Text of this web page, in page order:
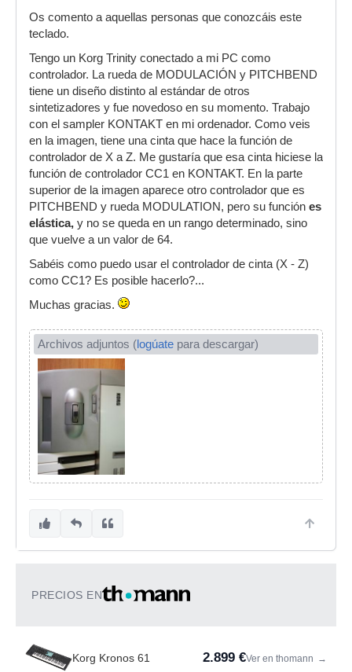
Os comento a aquellas personas que conozcáis este
teclado.
Tengo un Korg Trinity conectado a mi PC como
controlador. La rueda de MODULACIÓN y PITCHBEND
tiene un diseño distinto al estándar de otros
sintetizadores y fue novedoso en su momento. Trabajo
con el sampler KONTAKT en mi ordenador. Como veis
en la imagen, tiene una cinta que hace la función de
controlador de X a Z. Me gustaría que esa cinta hiciese la
función de controlador CC1 en KONTAKT. En la parte
superior de la imagen aparece otro controlador que es
PITCHBEND y rueda MODULATION, pero su función es
elástica, y no se queda en un rango determinado, sino
que vuelve a un valor de 64.
Sabéis como puedo usar el controlador de cinta (X - Z)
como CC1? Es posible hacerlo?...
Muchas gracias.
Archivos adjuntos (logúate para descargar)
PRECIOS EN
Korg Kronos 61 2.899 €Ver en thomann →